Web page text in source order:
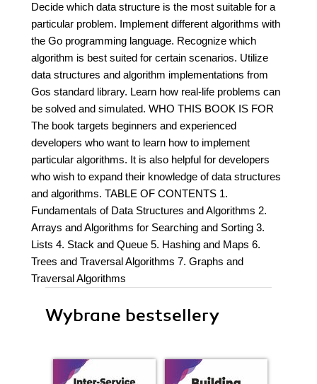
Decide which data structure is the most suitable for a
particular problem. Implement different algorithms with
the Go programming language. Recognize which
algorithm is best suited for certain scenarios. Utilize
data structures and algorithm implementations from
Gos standard library. Learn how real-life problems can
be solved and simulated. WHO THIS BOOK IS FOR
The book targets beginners and experienced
developers who want to learn how to implement
particular algorithms. It is also helpful for developers
who wish to expand their knowledge of data structures
and algorithms. TABLE OF CONTENTS 1.
Fundamentals of Data Structures and Algorithms 2.
Arrays and Algorithms for Searching and Sorting 3.
Lists 4. Stack and Queue 5. Hashing and Maps 6.
Trees and Traversal Algorithms 7. Graphs and
Traversal Algorithms
Wybrane bestsellery